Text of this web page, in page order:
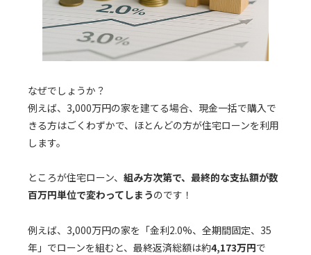
なぜでしょうか？
例えば、3,000万円の家を建てる場合、現金一括で購入で
きる方はごくわずかで、ほとんどの方が住宅ローンを利用
します。
ところが住宅ローン、組み方次第で、最終的な支払額が数
百万円単位で変わってしまうのです！
例えば、3,000万円の家を「金利2.0%、全期間固定、35
年」でローンを組むと、最終返済総額は約4,173万円で